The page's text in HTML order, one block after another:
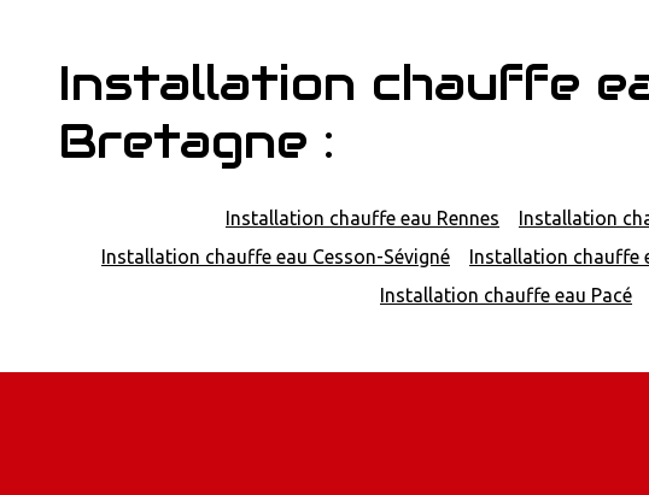
Installation chauffe
Bretagne :
Installation chauffe eau Rennes Installation
Installation chauffe eau Cesson-Sévigné
Installation chauffe
Installation chauffe eau Pacé